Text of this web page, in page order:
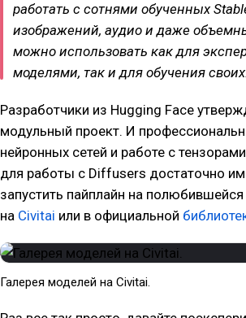
работать с сотнями обученных
изображений, аудио и даже
можно использовать как для
моделями, так и для обучения
Разработчики из Hugging Face
модульный проект. И
нейронных сетей и работе с
для работы с Diffusers достаточно
запустить пайплайн на
на Civitai или в официальной
Галерея моделей на Civitai.